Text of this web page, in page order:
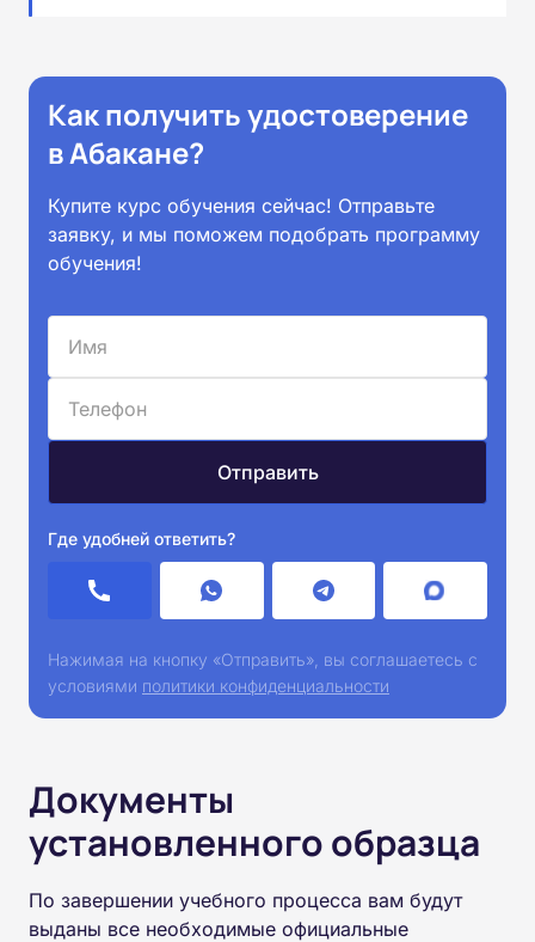
Как получить удостоверение
в Абакане?
Купите курс обучения сейчас! Отправьте
заявку, и мы поможем подобрать программу
обучения!
Где удобней ответить?
Нажимая на кнопку «Отправить», вы соглашаетесь с
условиями политики конфиденциальности
Документы
установленного образца
По завершении учебного процесса вам будут
выданы все необходимые официальные